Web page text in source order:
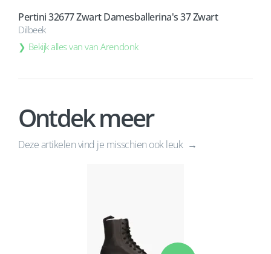
Pertini 32677 Zwart Damesballerina's 37 Zwart
Dilbeek
Bekijk alles van van Arendonk
Ontdek meer
Deze artikelen vind je misschien ook leuk